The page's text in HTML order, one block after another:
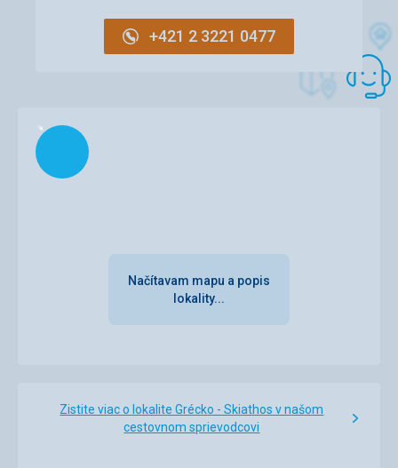
+421 2 3221 0477
Načítam
Načítavam mapu a popis
lokality...
Zistite viac o lokalite Grécko - Skiathos v našom
cestovnom sprievodcovi